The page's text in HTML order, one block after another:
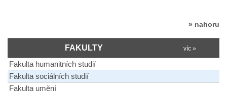
» nahoru
FAKULTY víc »
Fakulta humanitních studií
Fakulta sociálních studií
Fakulta umění